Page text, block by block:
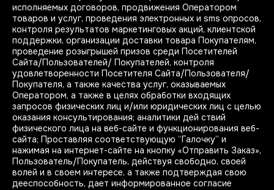
исполняемых договоров, продвижения Оператором
товаров и услуг, проведения электронных и sms опросов,
контроля результатов маркетинговых акций, клиентской
поддержки, организации доставки товара Покупателям,
проведение розыгрышей призов среди Посетителей
Сайта/Пользователей/ Покупателей, контроля
удовлетворенности Посетителя Сайта/Пользователя/
Покупателя, а также качества услуг, оказываемых
Оператором, а также в целях обработки входящих
запросов физических лиц и/или юридических лиц с целью
оказания консультирования; аналитики дей ствий
физического лица на веб-сайте и функционирования веб-
сайта; Проставляя соответствующую “Галочку” и
нажимая на интернет-сайте на кнопку «Отправить Заказ»,
Пользователь/Покупатель, действуя свободно, своей
волей и в своем интересе, а также подтверждая свою
дееспособность, дает информированное согласие